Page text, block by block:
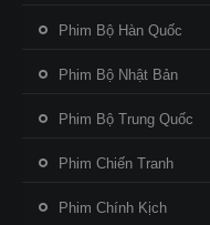
Phim Bộ Hàn Quốc
Phim Bộ Nhật Bản
Phim Bộ Trung Quốc
Phim Chiến Tranh
Phim Chính Kịch